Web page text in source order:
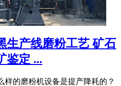
生产线磨粉工艺 矿石
鉴定 ...
样的磨粉机设备是提产降耗的？